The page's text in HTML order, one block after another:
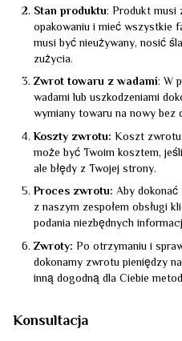
Stan produktu: Produkt musi
opakowaniu i mieć wszystkie
musi być nieużywany, nosić
zużycia.
Zwrot towaru z wadami: W
wadami lub uszkodzeniami
wymiany towaru na nowy bez
Koszty zwrotu: Koszt
może być Twoim kosztem,
ale błędy z Twojej strony.
Proces zwrotu: Aby
z naszym zespołem obsługi
podania niezbędnych
Zwroty: Po otrzymaniu i
dokonamy zwrotu pieniędzy
inną dogodną dla Ciebie
Konsultacja